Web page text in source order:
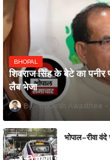
BHOPAL
शिवराज सिंह के बेटे का पनीर
लैब भेजा
Updesh Awasthee
भोपाल–रीवा